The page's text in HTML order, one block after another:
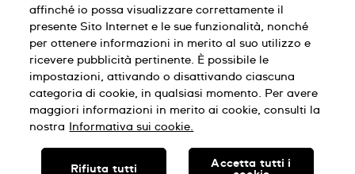
Diritto di recesso
Informativa sulla privacy Cookies
Condizioni di utilizzo Infomazioni legali
SWISS MADE
affinché io possa visualizzare correttamente il
presente Sito Internet e le sue funzionalità, nonché
per ottenere informazioni in merito al suo utilizzo e
ricevere pubblicità pertinente. È possibile le
impostazioni, attivando o disattivando ciascuna
categoria di cookie, in qualsiasi momento. Per avere
maggiori informazioni in merito ai cookie, consulti la
nostra
Informativa sui cookie.
Rifiuta tutti
Accetta tutti i